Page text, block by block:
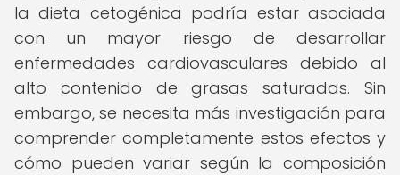
la dieta cetogénica podría estar asociada
con un mayor riesgo de desarrollar
enfermedades cardiovasculares debido al
alto contenido de grasas saturadas. Sin
embargo, se necesita más investigación para
comprender completamente estos efectos y
cómo pueden variar según la composición